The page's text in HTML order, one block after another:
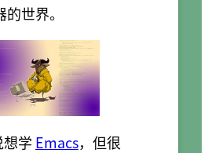
世界。
学 Emacs，但很